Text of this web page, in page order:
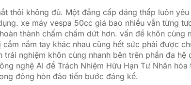
thôi không đủ. Một đẳng cấp dáng thấp luôn
xe máy vespa 50cc giá bao nhiều vẫn từng
thành chấm chấm dứt hơn. vấn đề khôn cùng
nắm tay khác nhau cũng hết sức phải được
nghiệm khôn cùng nhanh bên trên phần đa hệ
nghệ AI để Trách Nhiệm Hữu Hạn Tư Nhân
đông hòn đảo tiến bước đáng kể.